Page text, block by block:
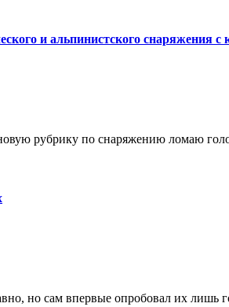
и альпинистского снаряжения с
рубрику по снаряжению ломаю
но сам впервые опробовал их